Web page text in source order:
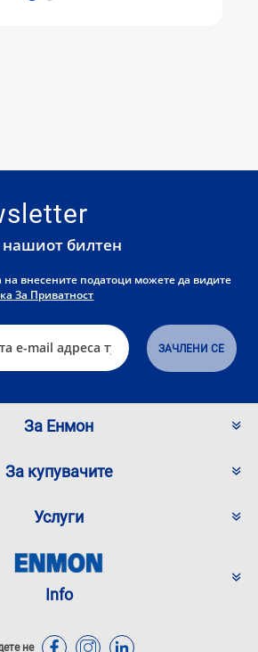
нашиот билтен
на внесените податоци можете да видите
За Приватност
За Енмон
За купувачите
Услуги
Info
не